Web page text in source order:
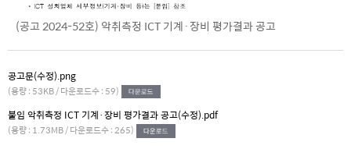
(공고 2024-52호) 악취측정 ICT 기계·장비 평가결과 공고
공고문(수정).png
(용량 : 53KB / 다운로드수 : 59)
붙임 악취측정 ICT 기계·장비 평가결과 공고(수정).pdf
(용량 : 1.73MB / 다운로드수 : 265)